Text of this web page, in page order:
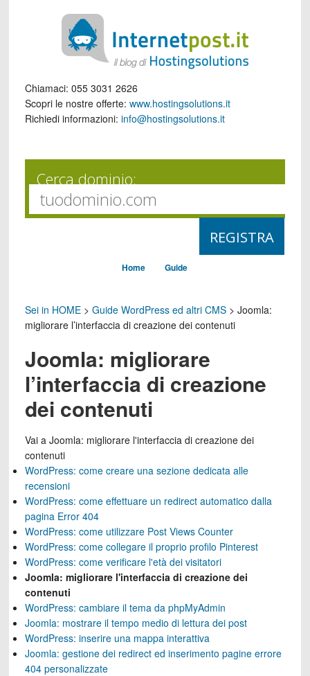
Chiamaci: 055 3031 2626
Scopri le nostre offerte: www.hostingsolutions.it
Richiedi informazioni: info@hostingsolutions.it
Cerca dominio:
Home Guide
Sei in HOME> Guide WordPress ed altri CMS> Joomla:
migliorare l’interfaccia di creazione dei contenuti
Joomla: migliorare
l’interfaccia di creazione
dei contenuti
Vai a Joomla: migliorare l'interfaccia di creazione dei
contenuti
WordPress: come creare una sezione dedicata alle
recensioni
WordPress: come effettuare un redirect automatico dalla
pagina Error 404
WordPress: come utilizzare Post Views Counter
WordPress: come collegare il proprio profilo Pinterest
WordPress: come verificare l'età dei visitatori
Joomla: migliorare l'interfaccia di creazione dei
contenuti
WordPress: cambiare il tema da phpMyAdmin
Joomla: mostrare il tempo medio di lettura dei post
WordPress: inserire una mappa interattiva
Joomla: gestione dei redirect ed inserimento pagine errore
404 personalizzate